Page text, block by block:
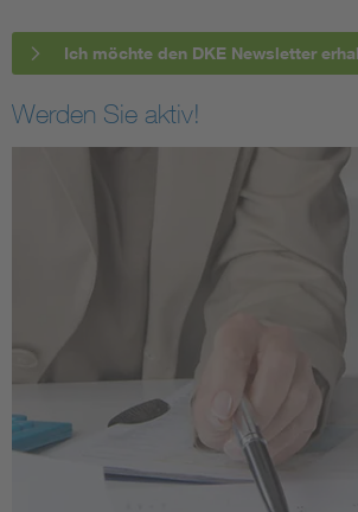
Ich möchte den DKE Newsletter
Werden Sie aktiv!